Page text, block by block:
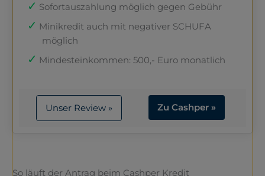
Sofortauszahlung möglich gegen Gebühr
Minikredit auch mit negativer SCHUFA
möglich
Mindesteinkommen: 500,- Euro monatlich
Unser Review » Zu Cashper »
So läuft der Antrag beim Cashper Kredit